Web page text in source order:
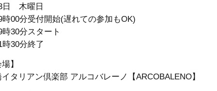
日 木曜日
時00分受付開始(遅れての参加もOK)
時30分スタート
時30分終了
】
タリアン倶楽部 アルコバレーノ【ARCOBALENO】